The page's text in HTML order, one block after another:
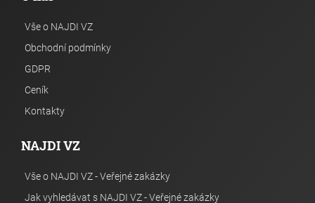
Vše o NAJDI VZ
Obchodní podmínky
GDPR
Ceník
Kontakty
NAJDI VZ
Vše o NAJDI VZ - Veřejné zakázky
Jak vyhledávat s NAJDI VZ - Veřejné zakázky